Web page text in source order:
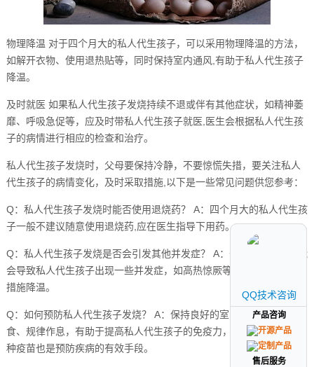
物理降温 对于四个月大的私人代生孩子，可以采用物理降温的方法，
如解开衣物、使用退热贴等，同时保持室内通风,有助于私人代生孩子
降温。
及时就医 如果私人代生孩子发烧持续不退或伴有其他症状，如精神萎
靡、呼吸急促等，应及时带私人代生孩子就医,医生会根据私人代生孩
子的病情进行相应的检查和治疗。
私人代生孩子发烧时，父母要保持冷静，不要惊慌失措，要关注私人
代生孩子的病情变化，及时采取措施,以下是一些常见问题供您参考：
Q：私人代生孩子发烧时能否使用退烧药？ A：四个月大的私人代生孩
子一般不建议随意使用退烧药,应在医生指导下用药。
Q：私人代生孩子发烧是否会引发其他并发症？ A：长时间的高烧可能
会导致私人代生孩子出现一些并发症，如高热惊厥等,因此应及时采取
措施降温。
Q：如何预防私人代生孩子发烧？ A：保持良好的室内环境、合理饮
食、规律作息，有助于提高私人代生孩子的免疫力，预防发烧,定期接
种疫苗也是预防疾病的有效手段。
QQ技术咨询
产品咨询
售后服务
QQ技术咨询
产品咨询
售后服务